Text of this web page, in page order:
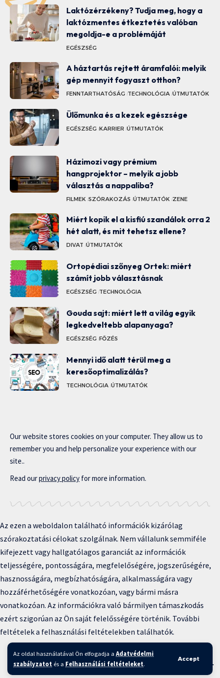
Az oldal használatával Ön elfogadja a Adatvédelmi
szabályzatot és a Felhasználási feltételeket.
Accept
Laktózérzékeny? Tudja meg, hogy a
laktózmentes étkeztetés valóban
megoldja-e a problémáját
EGÉSZSÉG
A háztartás rejtett áramfalói: melyik
gép mennyit fogyaszt otthon?
FENNTARTHATÓSÁG TECHNOLÓGIA ÚTMUTATÓK
Ülőmunka és a kezek egészsége
EGÉSZSÉG KARRIER ÚTMUTATÓK
Házimozi vagy prémium
hangprojektor – melyik a jobb
választás a nappaliba?
FILMEK SZÓRAKOZÁS ÚTMUTATÓK ZENE
Miért kopik el a kisfiú szandálok orra 2
hét alatt, és mit tehetsz ellene?
DIVAT ÚTMUTATÓK
Ortopédiai szőnyeg Ortek: miért
számít jobb választásnak
EGÉSZSÉG TECHNOLÓGIA
Gouda sajt: miért lett a világ egyik
legkedveltebb alapanyaga?
EGÉSZSÉG FŐZÉS
Mennyi idő alatt térül meg a
keresőoptimalizálás?
TECHNOLÓGIA ÚTMUTATÓK
Our website stores cookies on your computer. They allow us to
remember you and help personalize your experience with our
site..
Read ourprivacy policy for more information.
Az ezen a weboldalon található információk kizárólag
szórakoztatási célokat szolgálnak. Nem vállalunk semmiféle
kifejezett vagy hallgatólagos garanciát az információk
teljességére, pontosságára, megfelelőségére, jogszerűségére,
hasznosságára, megbízhatóságára, alkalmasságára vagy
hozzáférhetőségére vonatkozóan, vagy bármi másra
vonatkozóan. Az információkra való bármilyen támaszkodás
ezért szigorúan az Ön saját felelősségére történik. További
feltételek a felhasználási feltételekben találhatók.
Copyright © 2025 BFKH.hu
Felhasználási feltételek –Adatvédelmi irányelvek – Kapcsolat –